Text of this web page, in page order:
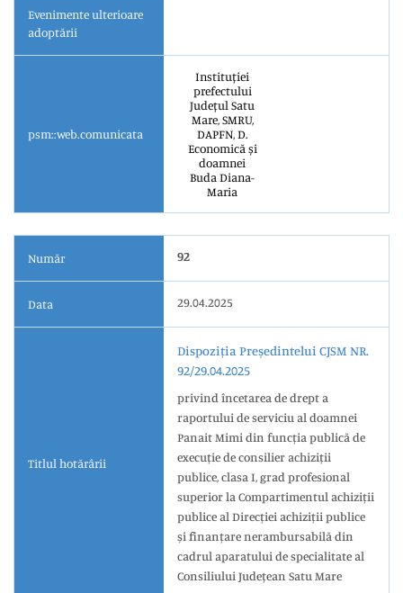
Evenimente ulterioare
adoptării
psm::web.comunicata
Instituției
prefectului
Județul Satu
Mare, SMRU,
DAPFN, D.
Economică și
doamnei
Buda Diana-
Maria
Număr 92
Data 29.04.2025
Titlul hotărârii
Dispoziția Președintelui CJSM NR.
92/29.04.2025
privind încetarea de drept a
raportului de serviciu al doamnei
Panait Mimi din funcția publică de
execuție de consilier achiziții
publice, clasa I, grad profesional
superior la Compartimentul achiziții
publice al Direcției achiziții publice
și finanțare nerambursabilă din
cadrul aparatului de specialitate al
Consiliului Județean Satu Mare